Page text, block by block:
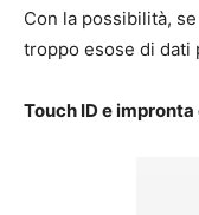
Con la possibilità,
troppo esose di dati
Touch ID e